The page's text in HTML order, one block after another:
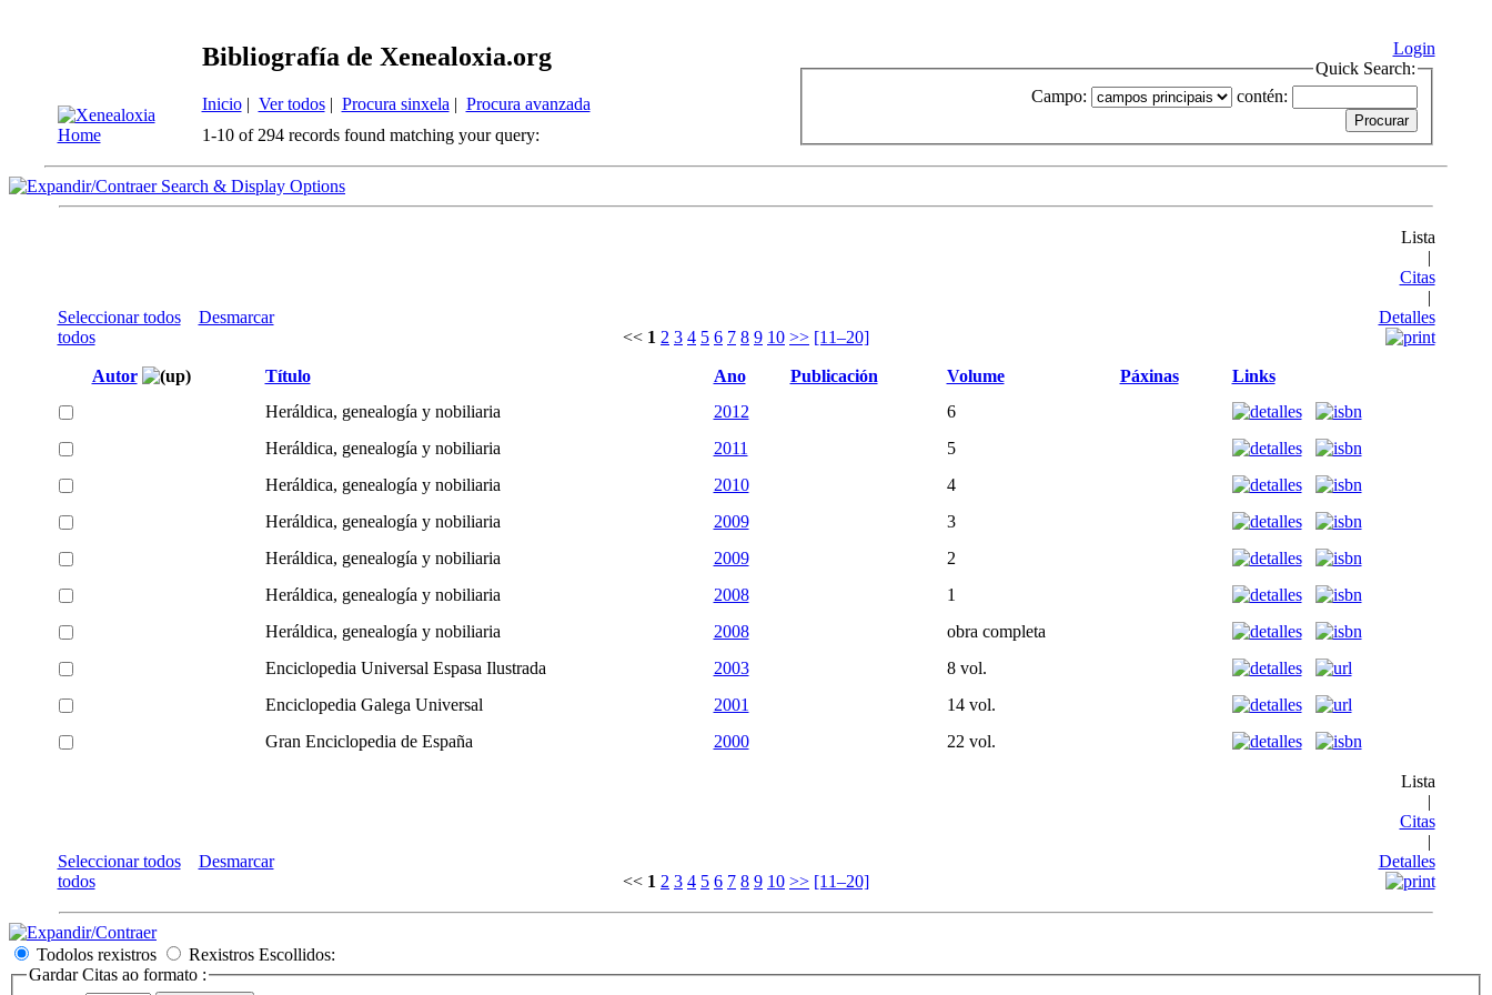
Bibliografía de Xenealoxia.org
Inicio| Ver todos| Procura sinxela | Procura avanzada
Login
Quick Search:
Campo:
contén:
1-10 of 294 records found matching your query:
Search & Display Options
Seleccionar todos
Desmarcar
todos
<< 1 2 3 4 5 6 7 8 9 10 >> [11–20]
Lista
|
Citas
|
Detalles
Autor Título Ano Publicación Volume Páxinas
Links
Heráldica, genealogía y nobiliaria
2012
6
Heráldica, genealogía y nobiliaria
2011
5
Heráldica, genealogía y nobiliaria
2010
4
Heráldica, genealogía y nobiliaria
2009
3
Heráldica, genealogía y nobiliaria
2009
2
Heráldica, genealogía y nobiliaria
2008
1
Heráldica, genealogía y nobiliaria
2008
obra completa
Enciclopedia Universal Espasa Ilustrada
2003
8 vol.
Enciclopedia Galega Universal
2001
14 vol.
Gran Enciclopedia de España
2000 22 vol.
Seleccionar todos
Desmarcar
todos
<< 1 2 3 4 5 6 7 8 9 10 >> [11–20]
Lista
|
Citas
|
Detalles
Todolos rexistros
Rexistros Escollidos:
Gardar Citas ao formato :